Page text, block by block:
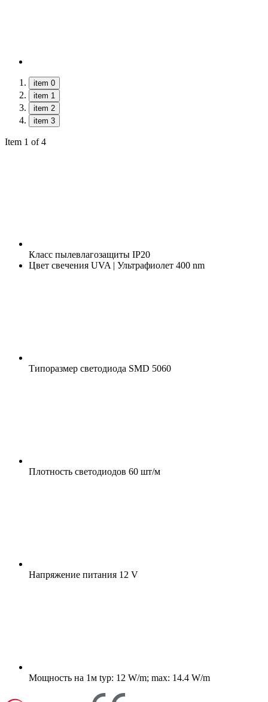
item 0
item 1
item 2
item 3
Item 1 of 4
Класс пылевлагозащиты IP20
Цвет свечения UVA | Ультрафиолет 400 nm
Типоразмер светодиода SMD 5060
Плотность светодиодов 60 шт/м
Напряжение питания 12 V
Мощность на 1м typ: 12 W/m; max: 14.4 W/m